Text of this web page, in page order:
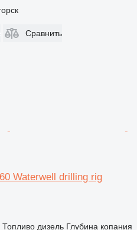
Сравнить
Waterwell drilling rig
Топливо дизель Глубина копания